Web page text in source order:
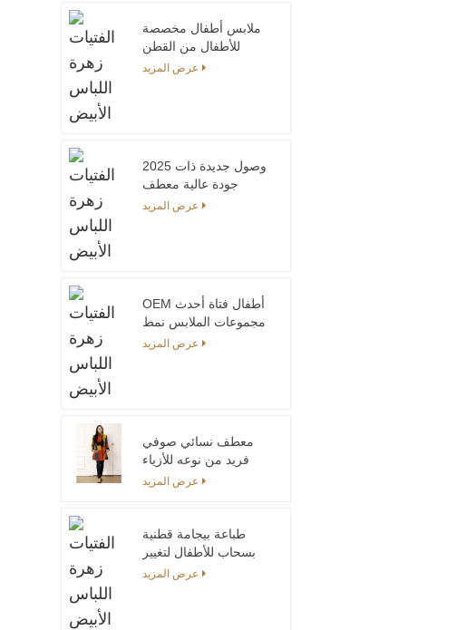
كبير ملابس الأطفال في
نمط الجينز
ملابس أطفال مخصصة
للأطفال من القطن
العضوي الموسلين
عرض المزيد
2025 وصول جديدة ذات
جودة عالية معطف
الاطفال مقنعين محبوك
عرض المزيد
OEM أطفال فتاة أحدث
مجموعات الملابس نمط
نقي نمط غير رسمي
عرض المزيد
معطف نسائي صوفي
فريد من نوعه للأزياء
الدافئة مخصص لفصل
عرض المزيد
طباعة بيجامة قطنية
بسحاب للأطفال لتغيير
الحفاضات بسهولة
عرض المزيد